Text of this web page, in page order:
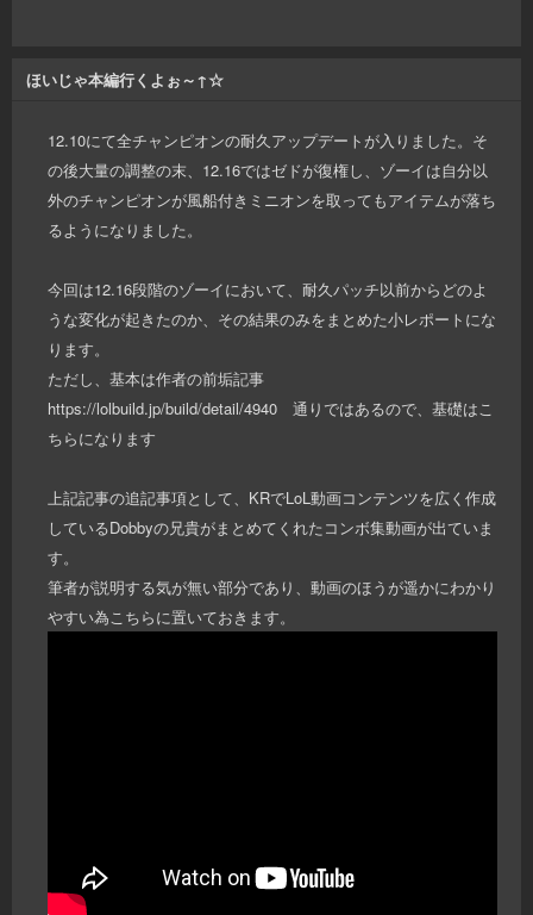
ほいじゃ本編行くよぉ～↑☆
12.10にて全チャンピオンの耐久アップデートが入りました。そ
の後大量の調整の末、12.16ではゼドが復権し、ゾーイは自分以
外のチャンピオンが風船付きミニオンを取ってもアイテムが落ち
るようになりました。
今回は12.16段階のゾーイにおいて、耐久パッチ以前からどのよ
うな変化が起きたのか、その結果のみをまとめた小レポートにな
ります。
ただし、基本は作者の前垢記事
https://lolbuild.jp/build/detail/4940 通りではあるので、基礎はこ
ちらになります
上記記事の追記事項として、KRでLoL動画コンテンツを広く作成
しているDobbyの兄貴がまとめてくれたコンボ集動画が出ていま
す。
筆者が説明する気が無い部分であり、動画のほうが遥かにわかり
やすい為こちらに置いておきます。